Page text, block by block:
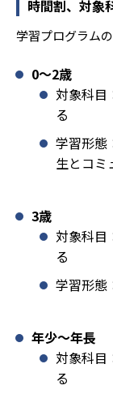
時間割、対象
学習プログラム
0〜2歳
対象科目
る
学習形態
生とコミ
3歳
対象科目
る
学習形態
年少〜年長
対象科目
る